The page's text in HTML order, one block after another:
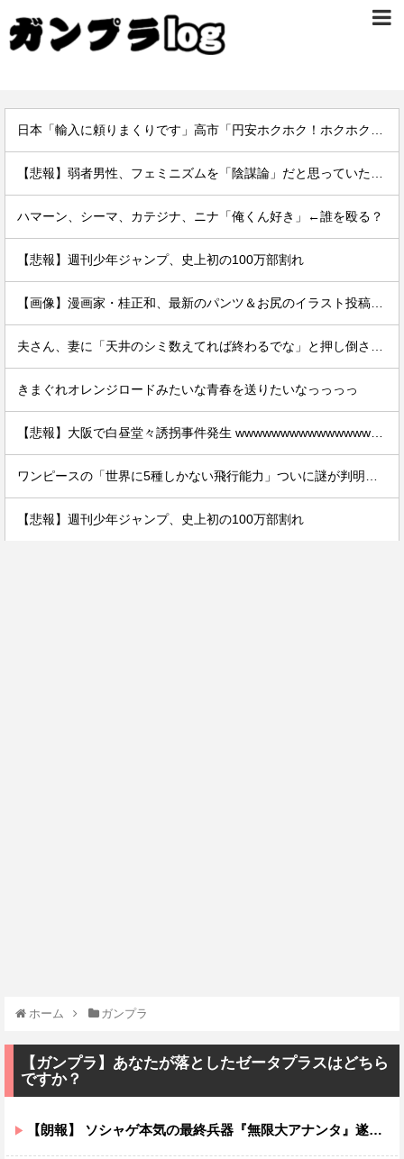
ハマーン、シーマ、カテジナ、ニナ「俺くん好き」←誰を殴る？
【悲報】週刊少年ジャンプ、史上初の100万部割れ
きまぐれオレンジロードみたいな青春を送りたいなっっっっ
【悲報】週刊少年ジャンプ、史上初の100万部割れ
ホーム ガンプラ
【ガンプラ】あなたが落としたゼータプラスはどちら
ですか？
【朗報】 ソシャゲ本気の最終兵器『無限大アナンタ』遂にサービス開始へｗｗｗｗ